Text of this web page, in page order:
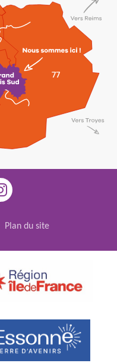
Plan du site